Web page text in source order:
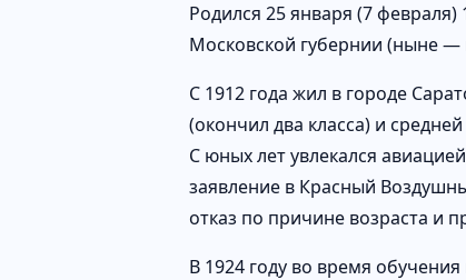
Родился 25 января (7
Московской губернии (ныне —
С 1912 года жил в городе
(окончил два класса) и
С юных лет увлекался
заявление в Красный
отказ по причине возраста и
В 1924 году во время